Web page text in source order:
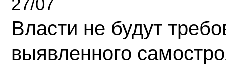
27/07
Власти не будут
выявленного